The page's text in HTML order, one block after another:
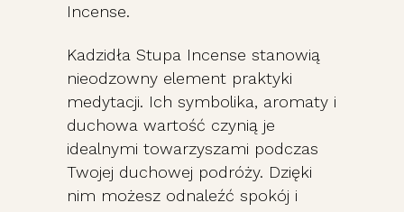
Incense.
Kadzidła Stupa Incense stanowią
nieodzowny element praktyki
medytacji. Ich symbolika, aromaty i
duchowa wartość czynią je
idealnymi towarzyszami podczas
Twojej duchowej podróży. Dzięki
nim możesz odnaleźć spokój i